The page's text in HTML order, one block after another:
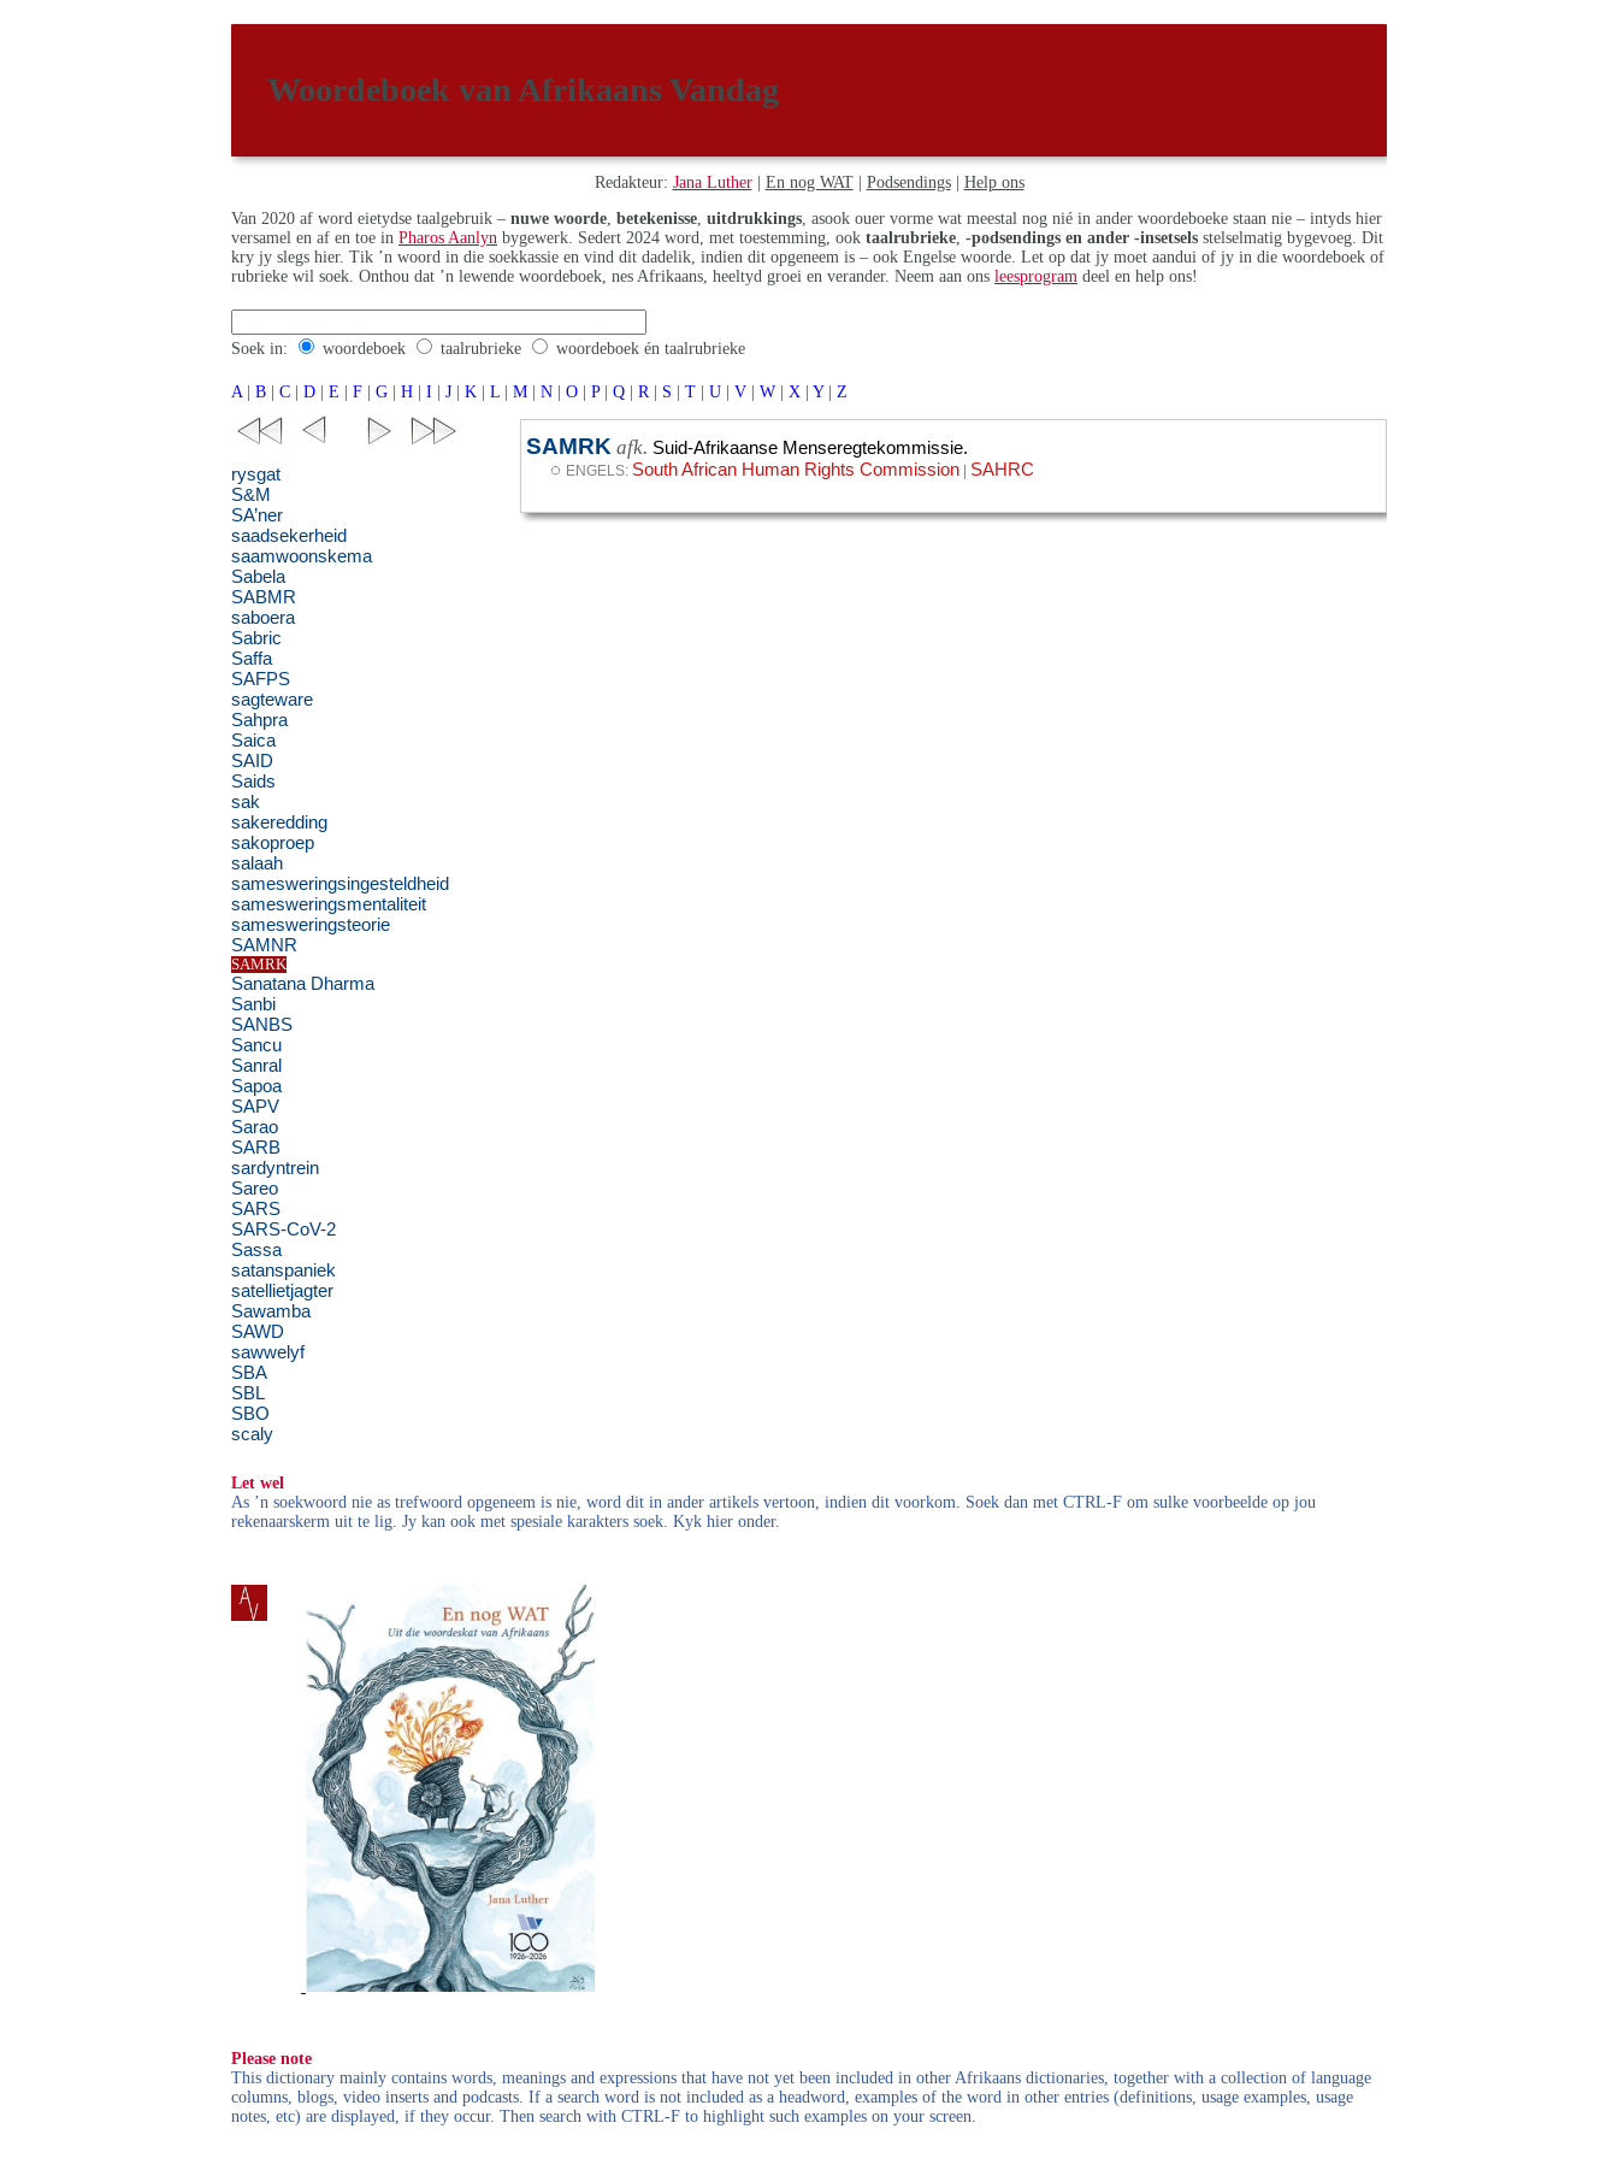
Woordeboek van Afrikaans Vandag
Redakteur: Jana Luther| En nog WAT| Podsendings| Help ons
Van 2020 af word eietydse taalgebruik – nuwe woorde betekenisse uitdrukkings , asook ouer vorme wat meestal nog nié in ander woordeboeke staan nie – intyds hier
versamel en af en toe in Pharos Aanlyn bygewerk. Sedert 2024 word, met toestemming, ook taalrubrieke -podsendings en ander -insetsels stelselmatig bygevoeg. Dit
kry jy slegs hier. Tik ’n woord in die soekkassie en vind dit dadelik, indien dit opgeneem is – ook Engelse woorde. Let op dat jy moet aandui of jy in die woordeboek of
rubrieke wil soek. Onthou dat ’n lewende woordeboek, nes Afrikaans, heeltyd groei en verander. Neem aan ons leesprogram deel en help ons!
Soek in: woordeboek taalrubrieke woordeboek én taalrubrieke
A | B | C | D | E | F | G | H | I | J | K | L | M | N | O | P | Q | R | S | T | U | V | W | X | Y | Z
SAMRK afk. Suid-Afrikaanse Menseregtekommissie.
◌ ENGELS: South African Human Rights Commission | SAHRC
rysgat
S&M
SA’ner
saadsekerheid
saamwoonskema
Sabela
SABMR
saboera
Sabric
Saffa
SAFPS
sagteware
Sahpra
Saica
SAID
Saids
sak
sakeredding
sakoproep
salaah
samesweringsingesteldheid
samesweringsmentaliteit
samesweringsteorie
SAMNR
SAMRK
Sanatana Dharma
Sanbi
SANBS
Sancu
Sanral
Sapoa
SAPV
Sarao
SARB
sardyntrein
Sareo
SARS
SARS-CoV-2
Sassa
satanspaniek
satellietjagter
Sawamba
SAWD
sawwelyf
SBA
SBL
SBO
scaly
Let wel
As ’n soekwoord nie as trefwoord opgeneem is nie, word dit in ander artikels vertoon, indien dit voorkom. Soek dan met CTRL-F om sulke voorbeelde op jou
rekenaarskerm uit te lig. Jy kan ook met spesiale karakters soek. Kyk hier onder.
Please note
This dictionary mainly contains words, meanings and expressions that have not yet been included in other Afrikaans dictionaries, together with a collection of language
columns, blogs, video inserts and podcasts. If a search word is not included as a headword, examples of the word in other entries (definitions, usage examples, usage
notes, etc) are displayed, if they occur. Then search with CTRL-F to highlight such examples on your screen.